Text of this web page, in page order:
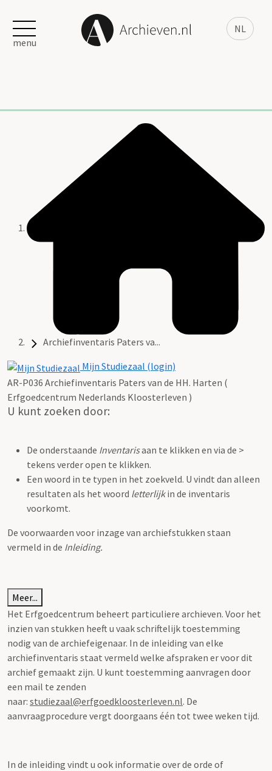
NL
menu
Archiefinventaris Paters va...
Mijn Studiezaal (login)
AR-P036 Archiefinventaris Paters van de HH. Harten (
Erfgoedcentrum Nederlands Kloosterleven )
U kunt zoeken door:
De onderstaande Inventarisaan te klikken en via de >
tekens verder open te klikken.
Een woord in te typen in het zoekveld. U vindt dan alleen
resultaten als het woord letterlijkin de inventaris
voorkomt.
De voorwaarden voor inzage van archiefstukken staan
vermeld in de Inleiding.
Meer...
Het Erfgoedcentrum beheert particuliere archieven. Voor het
inzien van stukken heeft u vaak schriftelijk toestemming
nodig van de archiefeigenaar. In de inleiding van elke
archiefinventaris staat vermeld welke afspraken er voor dit
archief gemaakt zijn. U kunt toestemming aanvragen door
een mail te zenden
naar: studiezaal@erfgoedkloosterleven.nl. De
aanvraagprocedure vergt doorgaans één tot twee weken tijd.
In de inleiding vindt u ook informatie over de orde of